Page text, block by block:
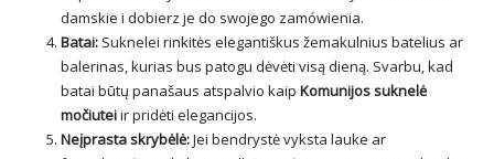
damskie i dobierz je do swojego zamówienia.
Batai: Suknelei rinkitės elegantiškus žemakulnius batelius ar
balerinas, kurias bus patogu dėvėti visą dieną. Svarbu, kad
batai būtų panašaus atspalvio kaip Komunijos suknelė
močiuteiir pridėti elegancijos.
Neįprasta skrybėlė:Jei bendrystė vyksta lauke ar